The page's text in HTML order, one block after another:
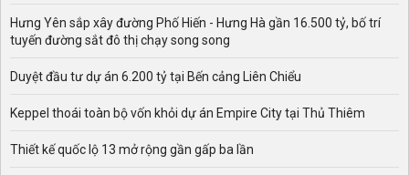
Hưng Yên sắp xây đường Phố Hiến - Hưng Hà gần 16.500 tỷ, bố trí
tuyến đường sắt đô thị chạy song song
Duyệt đầu tư dự án 6.200 tỷ tại Bến cảng Liên Chiểu
Keppel thoái toàn bộ vốn khỏi dự án Empire City tại Thủ Thiêm
Thiết kế quốc lộ 13 mở rộng gần gấp ba lần